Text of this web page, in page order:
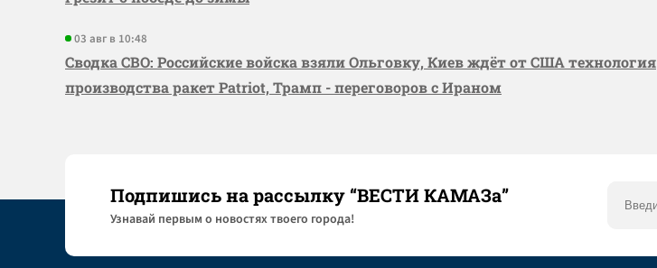
03 авг в 10:48
Сводка СВО: Российские войска взяли Ольговку, Киев ждёт от США технология
производства ракет Patriot, Трамп - переговоров с Ираном
Подпишись на рассылку “ВЕСТИ КАМАЗа”
Узнaвай первым о новостях твоего города!